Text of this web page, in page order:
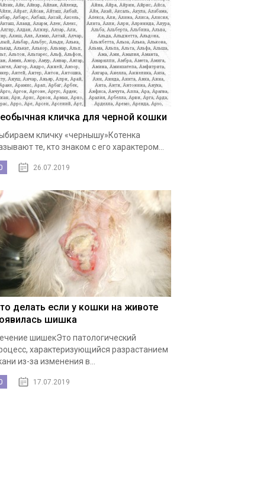
кличка для черной кошки
кличку «чернышу»Котенка
те, кто знаком с его характером...
26.07.2019
делать если у кошки на животе
шишка
шишекЭто патологический
характеризующийся разрастанием
из-за изменения в...
17.07.2019